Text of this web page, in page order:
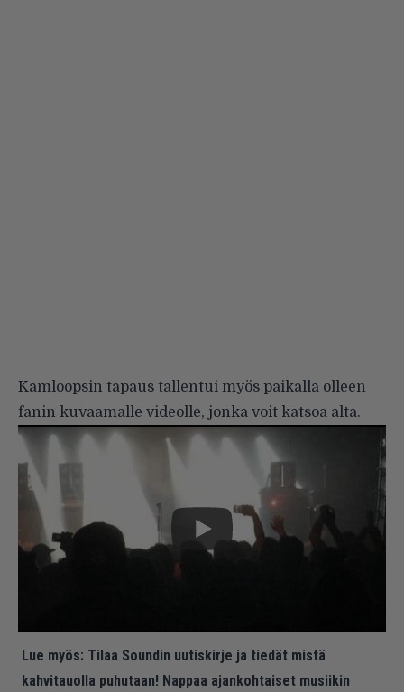
Kamloopsin tapaus tallentui myös paikalla olleen
fanin kuvaamalle videolle, jonka voit katsoa alta.
Lue myös: Tilaa Soundin uutiskirje ja tiedät mistä
kahvitauolla puhutaan! Nappaa ajankohtaiset musiikin